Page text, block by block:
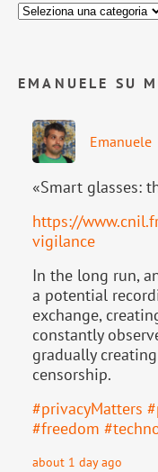
EMANUELE SU
Emanuele
«Smart glasses:
https://www.
vigilance
In the long run,
a potential
exchange,
constantly
gradually
censorship.
#privacyMatters #
#freedom #
about 1 day ago